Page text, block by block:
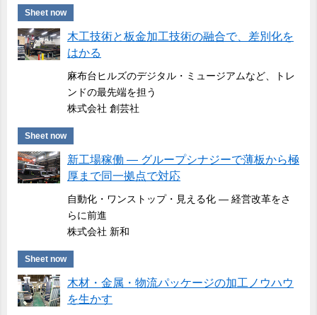
Sheet now
木工技術と板金加工技術の融合で、差別化を
はかる
麻布台ヒルズのデジタル・ミュージアムなど、トレ
ンドの最先端を担う
株式会社 創芸社
Sheet now
新工場稼働 ― グループシナジーで薄板から極
厚まで同一拠点で対応
自動化・ワンストップ・見える化 ― 経営改革をさ
らに前進
株式会社 新和
Sheet now
木材・金属・物流パッケージの加工ノウハウ
を生かす